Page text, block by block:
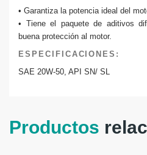
• Garantiza la potencia ideal del
• Tiene el paquete de aditivos
buena protección al motor.
ESPECIFICACIONES:
SAE 20W-50, API SN/ SL
Productos